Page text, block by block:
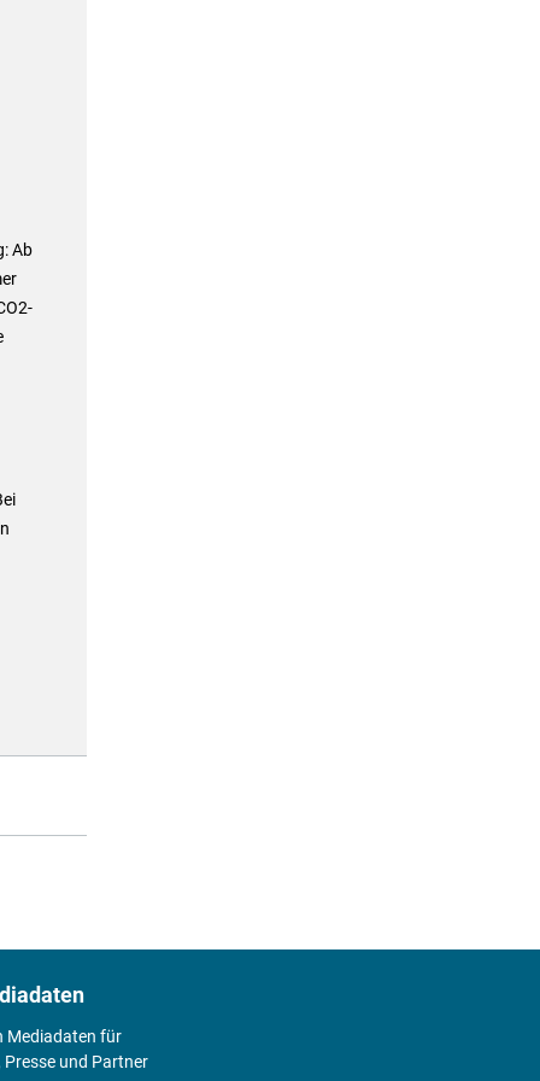
Ab
Mediadaten für
Presse und Partner